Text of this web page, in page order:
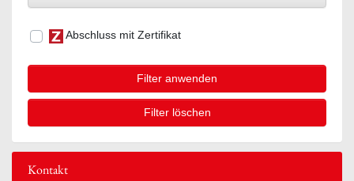
Abschluss mit Zertifikat
Filter anwenden
Filter löschen
Kontakt